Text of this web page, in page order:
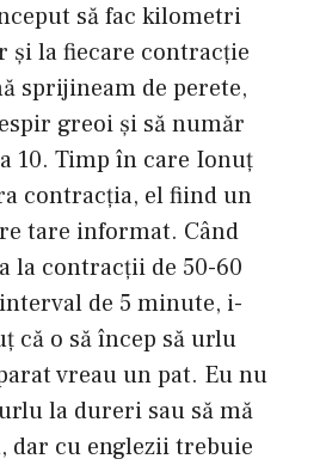
să fac kilometri
şi la fiecare contracţie
sprijineam de perete,
greoi şi să număr
10. Timp în care Ionuţ
contracţia, el fiind un
tare informat. Când
la contracţii de 50-60
de 5 minute, i-
că o să încep să urlu
vreau un pat. Eu nu
la dureri sau să mă
dar cu englezii trebuie